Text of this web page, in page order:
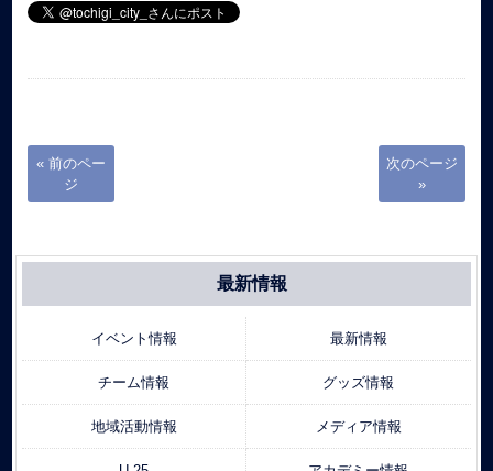
« 前のペー
ジ
次のページ
»
最新情報
イベント情報 最新情報
チーム情報 グッズ情報
地域活動情報 メディア情報